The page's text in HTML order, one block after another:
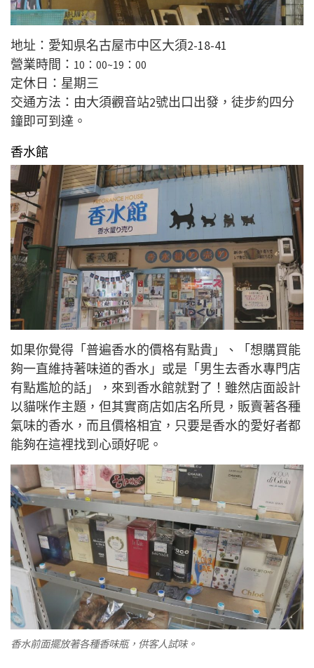
地址：愛知県名古屋市中区大須2-18-41
營業時間： 10：00~19：00
定休日：星期三
交通方法：由大須觀音站2號出口出發，徒步約四分
鐘即可到達。
香水館
如果你覺得「普遍香水的價格有點貴」、「想購買能
夠一直維持著味道的香水」或是「男生去香水專門店
有點尷尬的話」，來到香水館就對了！雖然店面設計
以貓咪作主題，但其實商店如店名所見，販賣著各種
氣味的香水，而且價格相宜，只要是香水的愛好者都
能夠在這裡找到心頭好呢。
香水前面擺放著各種香味瓶，供客人試味。